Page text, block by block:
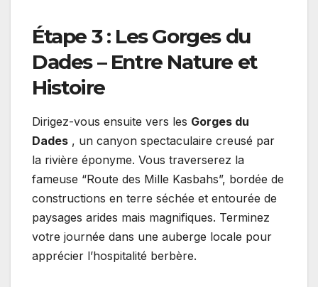
Étape 3 : Les Gorges du
Dades – Entre Nature et
Histoire
Dirigez-vous ensuite vers les Gorges du
Dades , un canyon spectaculaire creusé par
la rivière éponyme. Vous traverserez la
fameuse “Route des Mille Kasbahs”, bordée de
constructions en terre séchée et entourée de
paysages arides mais magnifiques. Terminez
votre journée dans une auberge locale pour
apprécier l’hospitalité berbère.